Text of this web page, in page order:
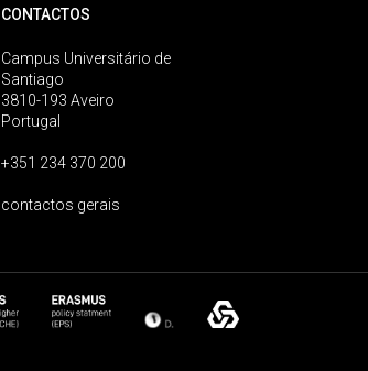
CONTACTOS
Campus Universitário de
Santiago
3810-193 Aveiro
Portugal
+351 234 370 200
contactos gerais